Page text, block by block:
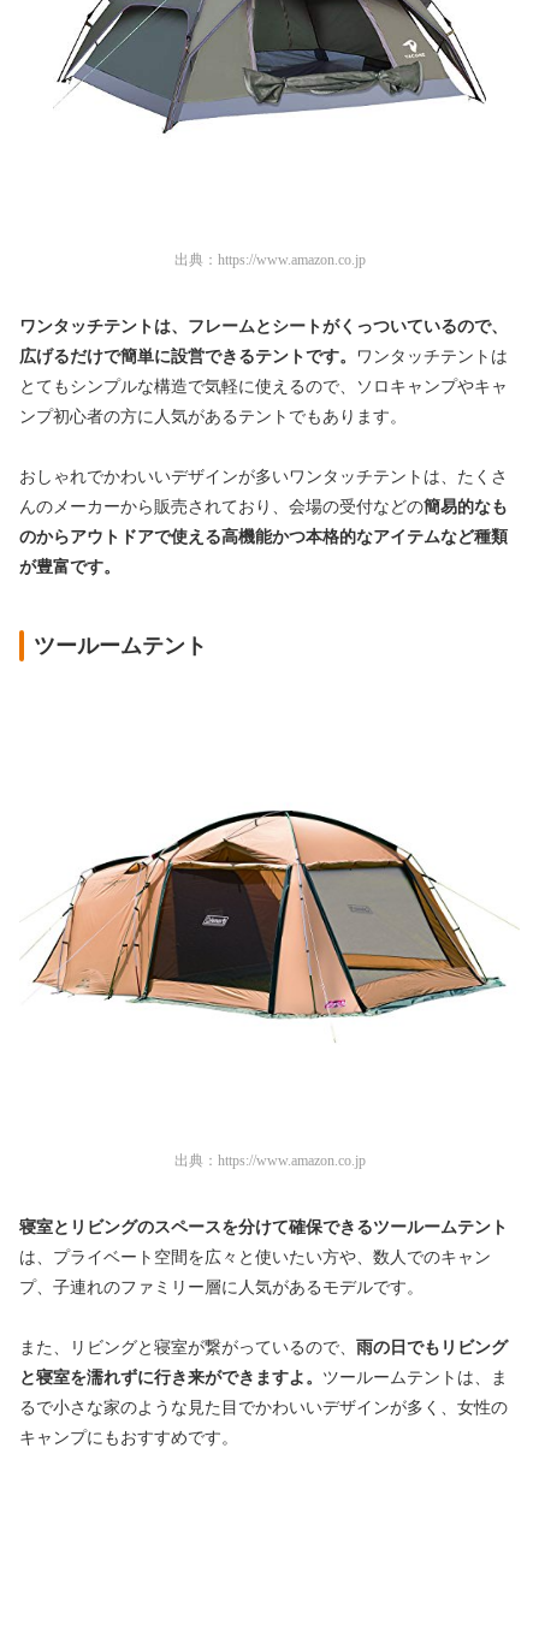
出典： https://www.amazon.co.jp
ワンタッチテントは、フレームとシートがくっついているので、
広げるだけで簡単に設営できるテントです。
ワンタッチテントは
とてもシンプルな構造で気軽に使えるので、
ソロキャンプやキャ
ンプ初心者の方に人気があるテントでもありま す。
おしゃれでかわいいデザインが多いワンタッチテントは、 たくさ
んのメーカーから販売されており、 会場の受付などの簡易的なも
のからアウトドアで使える高機能かつ本格的なアイテムなど種類
が豊富です。
ツールームテント
出典： https://www.amazon.co.jp
寝室とリビングのスペースを分けて確保できるツールームテント
は 、プライベート空間を広々と使いたい方や、 数人でのキャン
プ、 子連れのファミリー層に人気があるモデルです。
また、 リビングと寝室が繋がっているので、 雨の日でもリビング
と寝室を濡れずに行き来ができますよ。 ツールームテントは、
ま
るで小さな家のような見た目でかわいいデザインが多く、 女性の
キャンプにもおすすめです。